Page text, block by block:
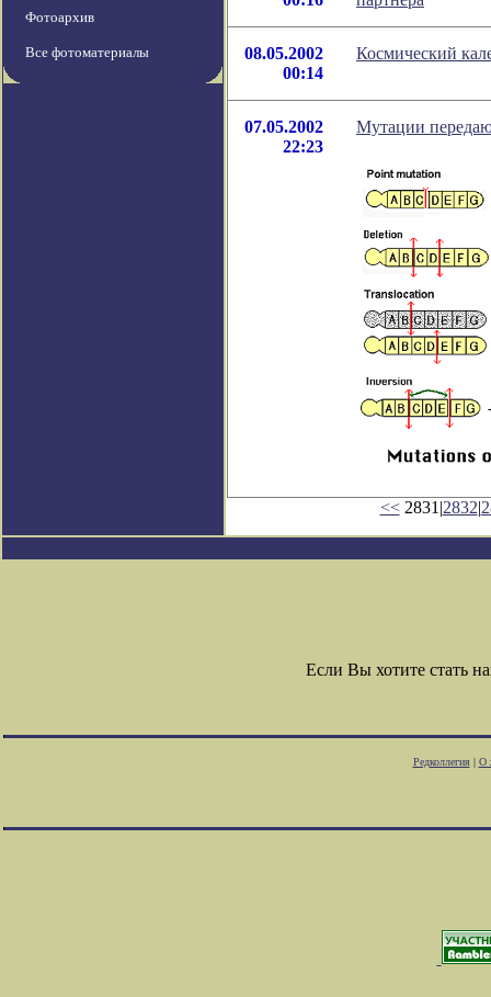
Фотоархив
Все фотоматериалы
08.05.2002
00:14
Космический
07.05.2002
22:23
Мутации
<<2831|2832|
Если Вы хотите стать
Редколлегия| О